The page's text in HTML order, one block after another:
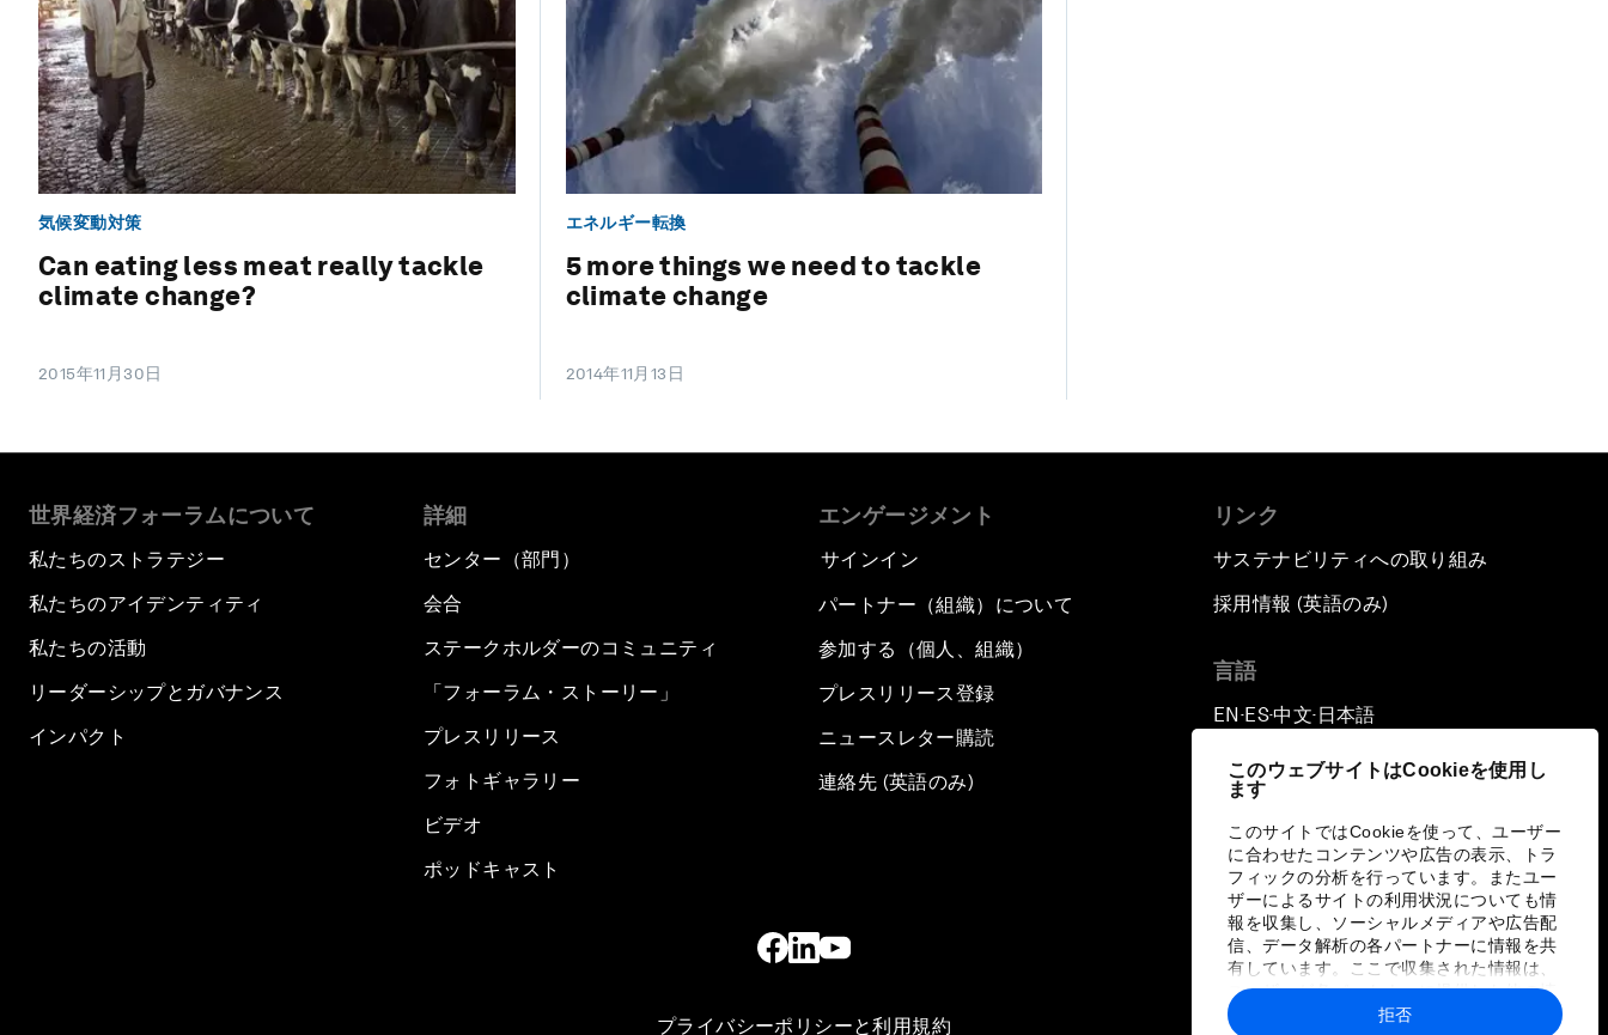
このウェブサイトはCookieを使用し
ます
このサイトではCookieを使って、ユーザー
に合わせたコンテンツや広告の表示、トラ
フィックの分析を行っています。またユー
ザーによるサイトの利用状況についても情
報を収集し、ソーシャルメディアや広告配
信、データ解析の各パートナーに情報を共
有しています。ここで収集された情報は、
ユーザーが各パートナーに提供した他の情
報や各パートナーのサービスを使用した際
拒否
気候変動対策
Can eating less meat really tackle
climate change?
2015年11月30日
エネルギー転換
5 more things we need to tackle
climate change
2014年11月13日
世界経済フォーラムについて
私たちのストラテジー
私たちのアイデンティティ
私たちの活動
リーダーシップとガバナンス
インパクト
詳細
センター（部門）
会合
ステークホルダーのコミュニティ
「フォーラム・ストーリー」
プレスリリース
フォトギャラリー
ビデオ
ポッドキャスト
エンゲージメント
サインイン
パートナー（組織）について
参加する（個人、組織）
プレスリリース登録
ニュースレター購読
連絡先 (英語のみ)
リンク
サステナビリティへの取り組み
採用情報 (英語のみ)
言語
EN ▪ ES▪中文▪ 日本語
プライバシーポリシーと利用規約